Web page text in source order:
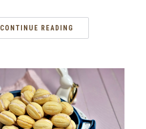
CONTINUE READING